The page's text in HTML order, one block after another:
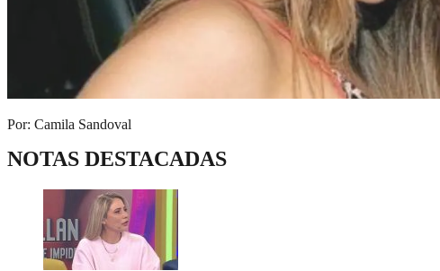
Por: Camila Sandoval
NOTAS DESTACADAS